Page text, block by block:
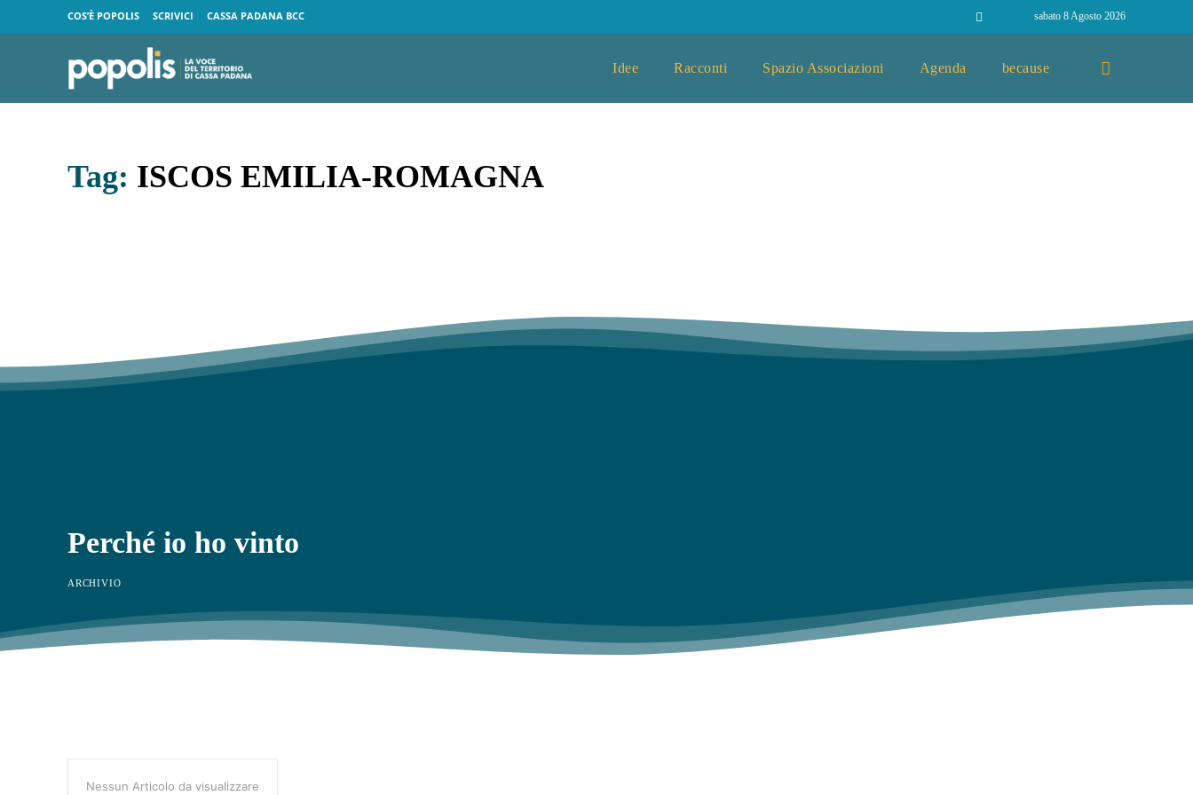
COS’È POPOLIS SCRIVICI CASSA PADANA BCC sabato 8 Agosto 2026
Idee Racconti Spazio Associazioni Agenda because
Tag: ISCOS EMILIA-ROMAGNA
Perché io ho vinto
ARCHIVIO
Nessun Articolo da visualizzare